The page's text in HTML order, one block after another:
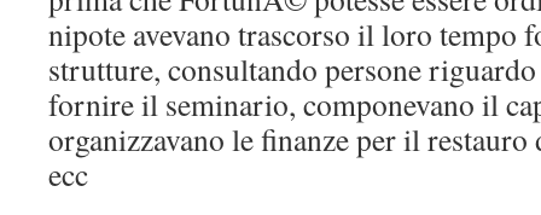
nipote avevano trascorso il loro tempo
strutture, consultando persone
fornire il seminario, componevano il
organizzavano le finanze per il restauro
ecc